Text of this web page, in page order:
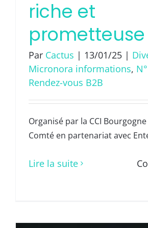
riche et
prometteuse
Par Cactus | 13/01/25 |
Micronora informations,
Rendez-vous B2B
Organisé par la CCI
Comté en partenariat avec
Lire la suite